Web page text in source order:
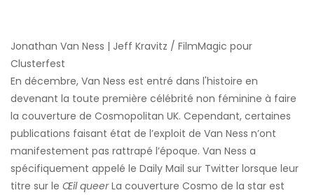
Jonathan Van Ness | Jeff Kravitz / FilmMagic pour
Clusterfest
En décembre, Van Ness est entré dans l'histoire en
devenant la toute première célébrité non féminine à faire
la couverture de Cosmopolitan UK. Cependant, certaines
publications faisant état de l’exploit de Van Ness n’ont
manifestement pas rattrapé l’époque. Van Ness a
spécifiquement appelé le Daily Mail sur Twitter lorsque leur
titre sur le Œil queerLa couverture Cosmo de la star est